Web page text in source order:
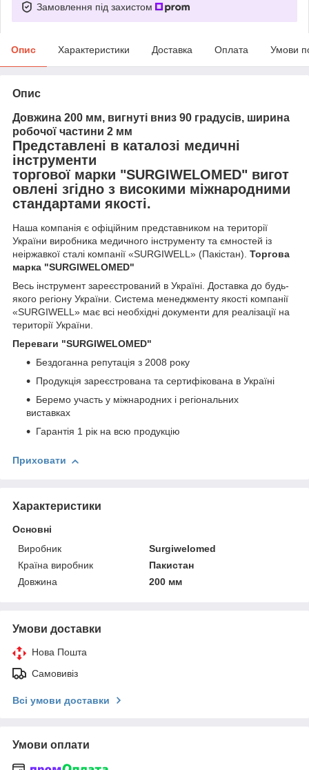
Замовлення під захистом
Опис Характеристики Доставка Оплата Умови
Опис
Довжина 200 мм, вигнуті вниз 90 градусів, ширина
робочої частини 2 мм
Представлені в каталозі медичні
інструменти
торгової марки "SURGIWELOMED" вигот
овлені згідно з високими міжнародними
стандартами якості.
Наша компанія є офіційним представником на території
України виробника медичного інструменту та ємностей із
неіржавкої сталі компанії «SURGIWELL» (Пакістан). Торгова
марка "SURGIWELOMED"
Весь інструмент зареєстрований в Україні. Доставка до будь-
якого регіону України. Система менеджменту якості компанії
«SURGIWELL» має всі необхідні документи для реалізації на
території України.
Переваги "SURGIWELOMED"
Бездоганна репутація з 2008 року
Продукція зареєстрована та сертифікована в Україні
Беремо участь у міжнародних і регіональних
виставках
Гарантія 1 рік на всю продукцію
Приховати
Характеристики
Основні
Виробник
Surgiwelomed
Країна виробник
Пакистан
Довжина
200 мм
Умови доставки
Нова Пошта
Самовивіз
Всі умови доставки
Умови оплати